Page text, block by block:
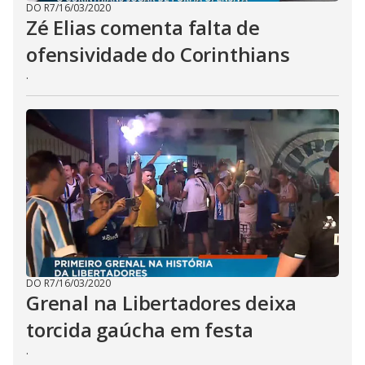
DO R7/16/03/2020
Zé Elias comenta falta de
ofensividade do Corinthians
.
DO R7/16/03/2020
Grenal na Libertadores deixa
torcida gaúcha em festa
.